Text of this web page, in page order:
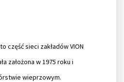
część sieci zakładów VION
założona w 1975 roku i
wieprzowym.